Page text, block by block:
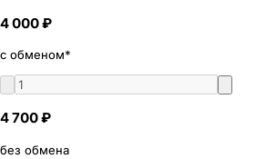
4 000 ₽
с обменом*
4 700 ₽
без обмена